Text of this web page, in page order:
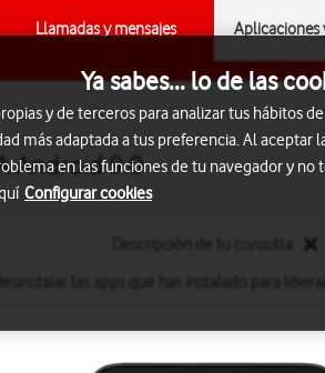
Llamadas y mensajes
Android 9.0
las apps que has instalado para
Ya sabes... lo de las
y de terceros para analizar tus hábitos
más adaptada a tus preferencia. Al aceptar
en las funciones de tu navegador y no
Configurar cookies